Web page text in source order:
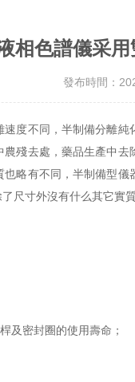
相色譜儀采
發布時間：
速度不同，半制備分離
殘去處，藥品生產中
略有不同，半制備型
尺寸外沒有什么其它實質
密封圈的使用壽命；